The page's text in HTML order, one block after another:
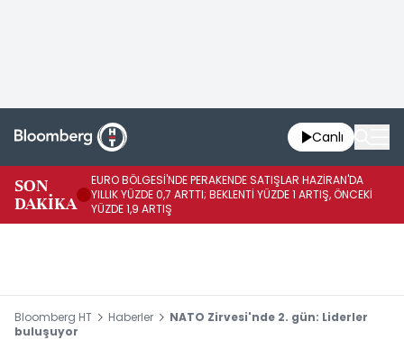
Canlı
SON
DAKİKA
EURO BÖLGESİ'NDE PERAKENDE SATIŞLAR HAZİRAN'DA
YILLIK YÜZDE 0,7 ARTTI; BEKLENTİ YÜZDE 1 ARTIŞ, ÖNCEKİ
YÜZDE 1,9 ARTIŞ
Bloomberg HT Haberler
NATO Zirvesi'nde 2. gün: Liderler
buluşuyor